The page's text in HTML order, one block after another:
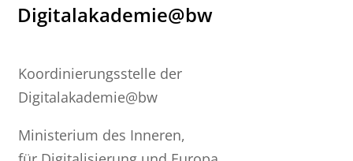
Digitalakademie@bw
Koordinierungsstelle der
Digitalakademie@bw
Ministerium des Inneren,